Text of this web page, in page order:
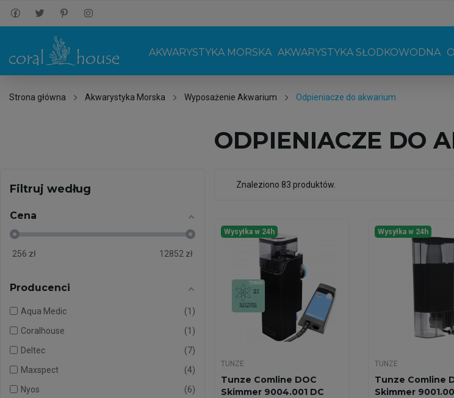
AKWARYSTYKA MORSKA AKWARYSTYKA SŁODKOWODNA
Strona główna Akwarystyka Morska Wyposażenie Akwarium Odpieniacze do akwarium
Filtruj według
Cena
256 zł 12852 zł
Producenci
Aqua Medic
1
Coralhouse
1
Deltec
7
Maxspect
4
Nyos
6
ODPIENIACZE DO
Znaleziono 83 produktów.
Wysyłka w 24h
TUNZE
Tunze Comline DOC
Skimmer 9004.001 DC
Wysyłka w 24h
TUNZE
Tunze Comline
Skimmer